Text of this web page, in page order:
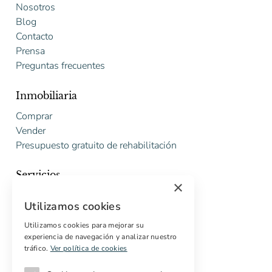
Nosotros
Blog
Contacto
Prensa
Preguntas frecuentes
Inmobiliaria
Comprar
Vender
Presupuesto gratuito de rehabilitación
Servicios
Compradores internacionales
Propiedades off-market
Servicios para compradores
×
Utilizamos cookies
Utilizamos cookies para mejorar su
experiencia de navegación y analizar nuestro
tráfico. Ver política de cookies